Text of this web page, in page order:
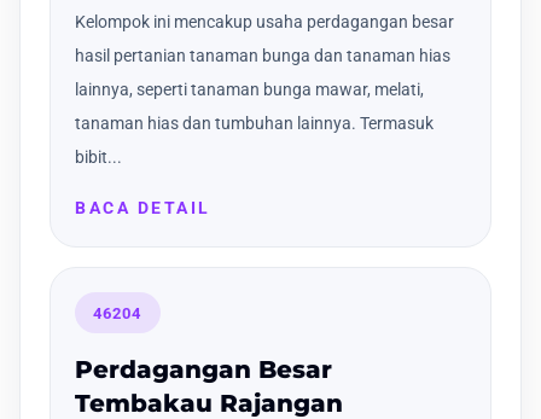
Kelompok ini mencakup usaha perdagangan besar
hasil pertanian tanaman bunga dan tanaman hias
lainnya, seperti tanaman bunga mawar, melati,
tanaman hias dan tumbuhan lainnya. Termasuk
bibit...
BACA DETAIL
46204
Perdagangan Besar
Tembakau Rajangan